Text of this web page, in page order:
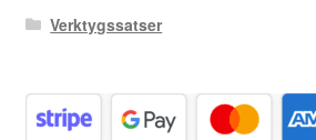
Verktygssatser